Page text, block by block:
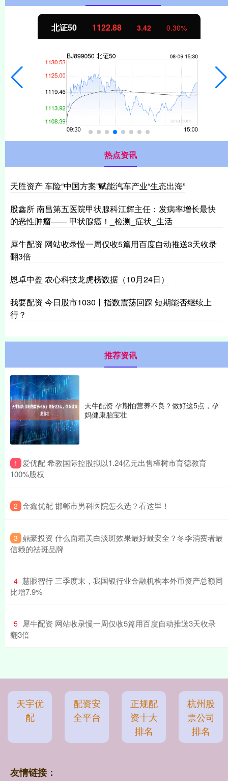
北证50 1122.88 3.42 0.30%
热点资讯
天胜资产 车险“中国方案”赋能汽车产业“生态出海”
股鑫所 南昌第五医院甲状腺科江辉主任：发病率增长最快
的恶性肿瘤—— 甲状腺癌！_检测_症状_生活
犀牛配资 网站收录慢一周仅收5篇用百度自动推送3天收录
翻3倍
恩卓中盈 农心科技龙虎榜数据（10月24日）
我要配资 今日股市1030丨指数震荡回踩 短期能否继续上
行？
推荐资讯
天牛配资 孕期怕营养不良？做好这5点，孕
妈健康胎宝壮
1
​爱优配 希教国际控股拟以1.24亿元出售樟树市育德教育
100%股权
2 ​金鑫优配 邯郸市男科医院怎么选？看这里！
3 ​鼎豪投资 什么面霜美白淡斑效果最好最安全？冬季消费者最
信赖的祛斑品牌
4 ​慧眼智行 三季度末，我国银行业金融机构本外币资产总额同
比增7.9%
5 ​犀牛配资 网站收录慢一周仅收5篇用百度自动推送3天收录
翻3倍
天宇优
配
配资安
全平台
正规配
资十大
排名
杭州股
票公司
排名
友情链接：